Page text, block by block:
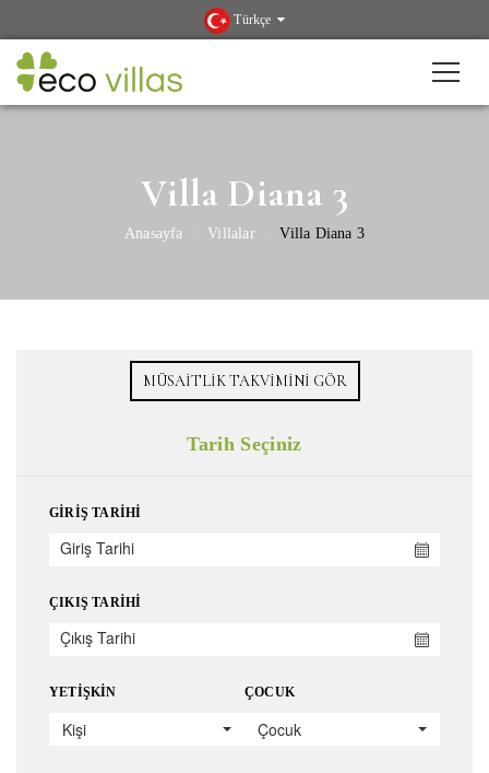
Türkçe
Villa Diana 3
Anasayfa Villalar Villa Diana 3
MÜSAITLIK TAKVIMINI GÖR
Tarih Seçiniz
GIRIŞ TARIHI
ÇIKIŞ TARIHI
YETIŞKIN
Kişi
ÇOCUK
Çocuk